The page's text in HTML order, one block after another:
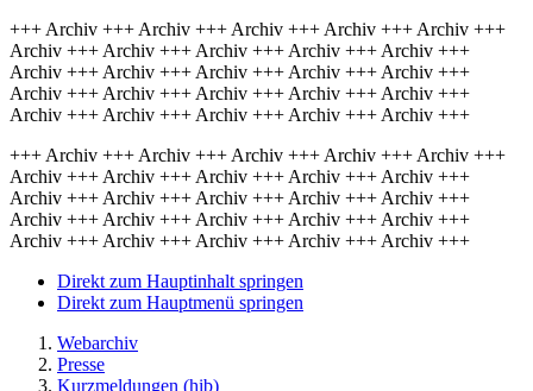
+++ Archiv +++ Archiv +++ Archiv +++ Archiv +++ Archiv +++
Archiv +++ Archiv +++ Archiv +++ Archiv +++ Archiv +++
Archiv +++ Archiv +++ Archiv +++ Archiv +++ Archiv +++
Archiv +++ Archiv +++ Archiv +++ Archiv +++ Archiv +++
Archiv +++ Archiv +++ Archiv +++ Archiv +++ Archiv +++
+++ Archiv +++ Archiv +++ Archiv +++ Archiv +++ Archiv +++
Archiv +++ Archiv +++ Archiv +++ Archiv +++ Archiv +++
Archiv +++ Archiv +++ Archiv +++ Archiv +++ Archiv +++
Archiv +++ Archiv +++ Archiv +++ Archiv +++ Archiv +++
Archiv +++ Archiv +++ Archiv +++ Archiv +++ Archiv +++
Direkt zum Hauptinhalt springen
Direkt zum Hauptmenü springen
Webarchiv
Presse
Kurzmeldungen (hib)